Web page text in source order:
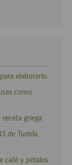
elaborarlo.
como
receta griega
de Tudela,
café y pétalos